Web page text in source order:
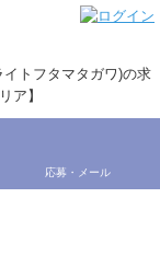
トフタマタガワ)の求
ア】
応募・メール